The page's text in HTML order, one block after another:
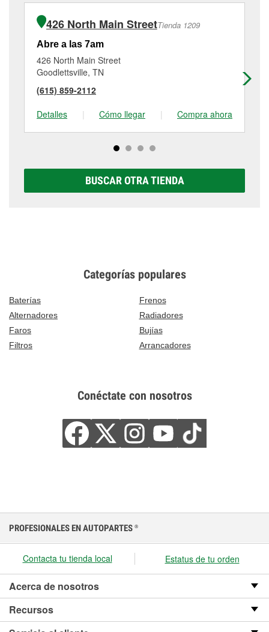
426 North Main StreetTienda 1209
Abre a las 7am
426 North Main Street
Goodlettsville, TN
(615) 859-2112
Detalles
| Cómo llegar | Compra ahora
BUSCAR OTRA TIENDA
Categorías populares
Baterías
Frenos
Alternadores
Radiadores
Faros
Bujías
Filtros
Arrancadores
Conéctate con nosotros
PROFESIONALES EN AUTOPARTES ®
Contacta tu tienda local Estatus de tu orden
Acerca de nosotros
Recursos